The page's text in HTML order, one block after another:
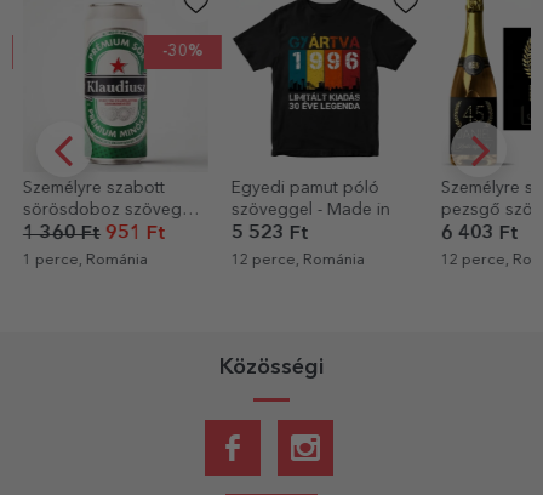
Egyedi pamut póló
szöveggel - Made in
5 523 Ft
12 perce, Románia
Személyre szabott
pezsgő szöveggel
születésnapokra -
Arany
6 403 Ft
12 perce, Románia
6 palack bor
alkalmas fa
avenatura
7 124 Ft
12 perce,
Közösségi